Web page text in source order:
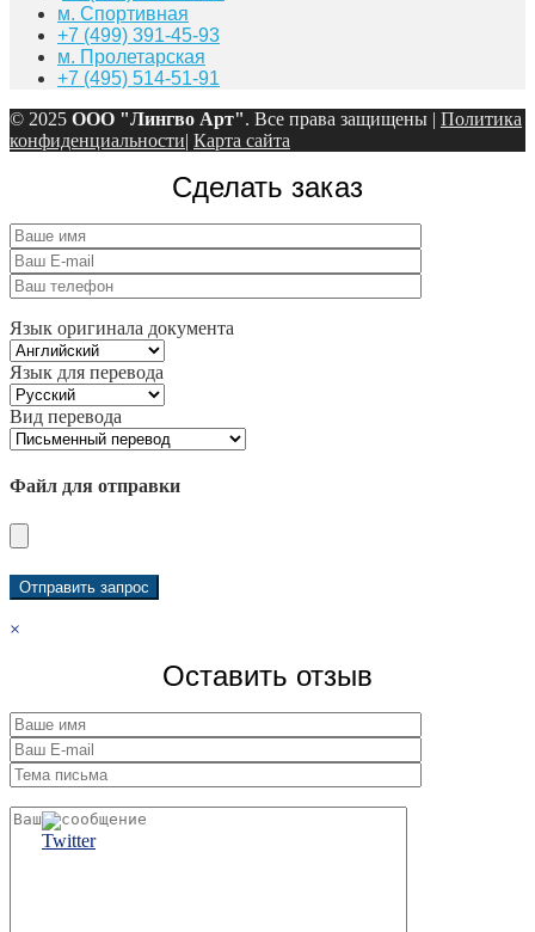
м. Спортивная
+7 (499) 391-45-93
м. Пролетарская
+7 (495) 514-51-91
© 2025 ООО "Лингво Арт". Все права защищены | Политика
конфиденциальности| Карта сайта
Сделать заказ
Язык оригинала документа
Язык для перевода
Вид перевода
Файл для отправки
×
Оставить отзыв